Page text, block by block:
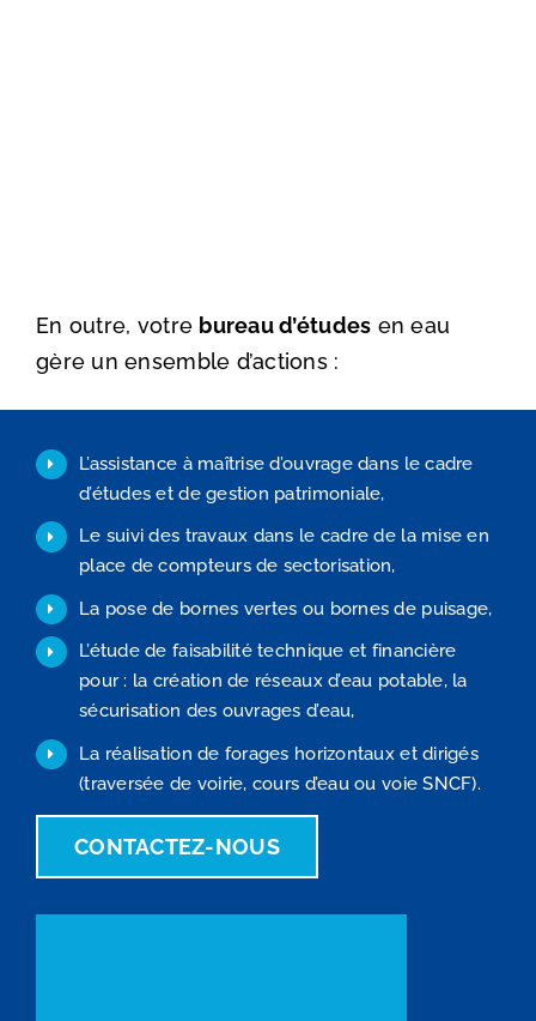
En outre, votre bureau d’études en eau
gère un ensemble d’actions :
L’assistance à maîtrise d’ouvrage dans le cadre
d’études et de gestion patrimoniale,
Le suivi des travaux dans le cadre de la mise en
place de compteurs de sectorisation,
La pose de bornes vertes ou bornes de puisage,
L’étude de faisabilité technique et financière
pour : la création de réseaux d’eau potable, la
sécurisation des ouvrages d’eau,
La réalisation de forages horizontaux et dirigés
(traversée de voirie, cours d’eau ou voie SNCF).
CONTACTEZ-NOUS